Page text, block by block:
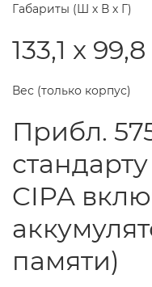
Габариты (Ш х В х Г)
133,1 x
Вес (только корпус)
Прибл.
CIPA
памяти)